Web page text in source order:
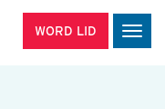
WORD LID